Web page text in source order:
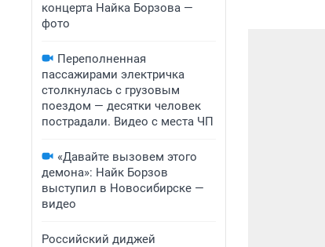
концерта Найка Борзова —
фото
Переполненная
пассажирами электричка
столкнулась с грузовым
поездом — десятки человек
пострадали. Видео с места ЧП
«Давайте вызовем этого
демона»: Найк Борзов
выступил в Новосибирске —
видео
Российский диджей